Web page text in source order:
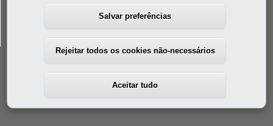
Rua Mateus Leme, 1561 - Bom Retiro-80520-174-Curitiba
MAPA
41 3200-5000
Salvar preferências
Rejeitar todos os cookies não-necessários
Aceitar tudo